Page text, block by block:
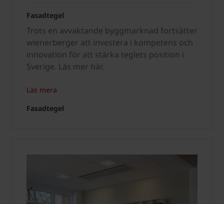
Fasadtegel
Trots en avvaktande byggmarknad fortsätter
wienerberger att investera i kompetens och
innovation för att stärka teglets position i
Sverige. Läs mer här.
Läs mera
Fasadtegel